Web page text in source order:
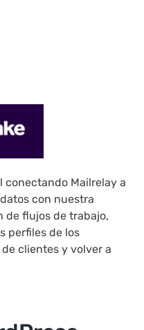
conectando Mailrelay a
con nuestra
de flujos de trabajo,
perfiles de los
clientes y volver a